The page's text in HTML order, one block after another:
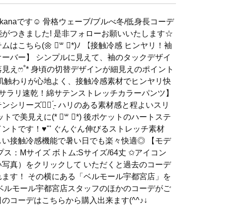
です☺︎ 骨格ウェーブ/ブルべ冬/低身長コーデ
がつきました! 是非フォローお願いいたします☆
ムはこちら(🌼 ॑꒳ ॑*)ﾉ 【接触冷感 ヒンヤリ！袖
バー】 シンプルに見えて、袖のタックデザイ
えෆ˚* 身頃の切替デザインが細見えのポイント
わりが心地よく、接触冷感素材でヒンヤリ快
ラリ速乾！綿サテンストレッチカラーパンツ】
シリーズ👍🏻 ̖́- ハリのある素材感と程よいスリ
トで美見えに(* ॑꒳ ॑*) 後ポケットのハートステ
トです！♥"' ぐんぐん伸びるストレッチ素材
い接触冷感機能で暑い日でも楽々快適◎ 【モデ
ス：Mサイズ ボトム:Sサイズ/64丈 ✩アイコン
写真）をクリックして いただくと過去のコーデ
す！ その横にある「ベルモール宇都宮店」を
ルモール宇都宮店スタッフのほかのコーデがご
コーデはこちらから購入出来ます(^^♪↓